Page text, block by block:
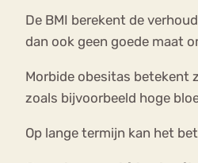
De BMI berekent de
dan ook geen goede maat
Morbide obesitas betekent
zoals bijvoorbeeld hoge
Op lange termijn kan het